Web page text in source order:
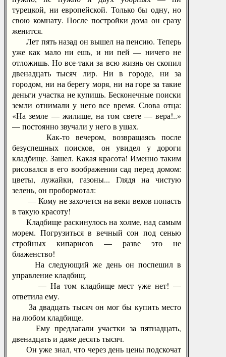
турецкой, ни европейской. Только бы одну, но
свою комнату. После постройки дома он сразу
женится.
Лет пять назад он вышел на пенсию. Теперь
уже как мало ни ешь, и ни пей — ничего не
отложишь. Но все-таки за всю жизнь он скопил
двенадцать тысяч лир. Ни в городе, ни за
городом, ни на берегу моря, ни на горе за такие
деньги участка не купишь. Бесконечные поиски
земли отнимали у него все время. Слова отца:
«На земле — жилище, на том свете — вера!..»
— постоянно звучали у него в ушах.
Как-то вечером, возвращаясь после
безуспешных поисков, он увидел у дороги
кладбище. Зашел. Какая красота! Именно таким
рисовался в его воображении сад перед домом:
цветы, лужайки, газоны... Глядя на чистую
зелень, он пробормотал:
— Кому не захочется на веки веков попасть
в такую красоту!
Кладбище раскинулось на холме, над самым
морем. Погрузиться в вечный сон под сенью
стройных кипарисов — разве это не
блаженство!
На следующий же день он поспешил в
управление кладбищ.
— На том кладбище мест уже нет! —
ответила ему.
За двадцать тысяч он мог бы купить место
на любом кладбище.
Ему предлагали участки за пятнадцать,
двенадцать и даже десять тысяч.
Он уже знал, что через день цены подскочат